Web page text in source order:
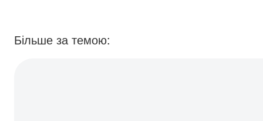
Національна служба охорони
Більше за темою: